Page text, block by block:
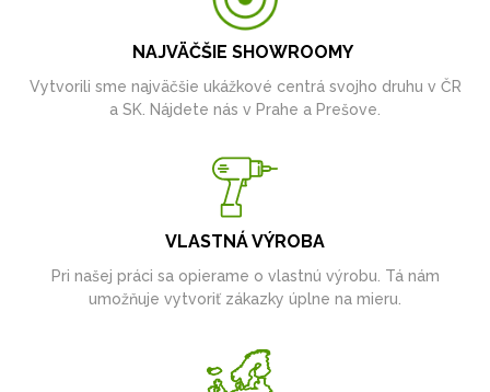
NAJVÄČŠIE SHOWROOMY
Vytvorili sme najväčšie ukážkové centrá svojho druhu v ČR
a SK. Nájdete nás v Prahe a Prešove.
VLASTNÁ VÝROBA
Pri našej práci sa opierame o vlastnú výrobu. Tá nám
umožňuje vytvoriť zákazky úplne na mieru.